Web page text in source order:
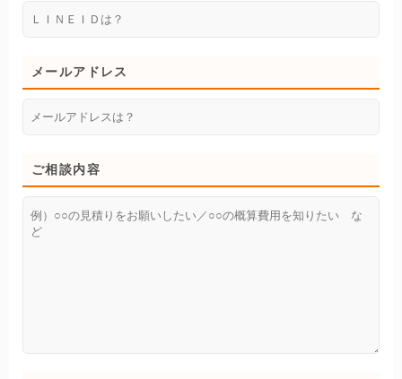
メールアドレス
ご相談内容